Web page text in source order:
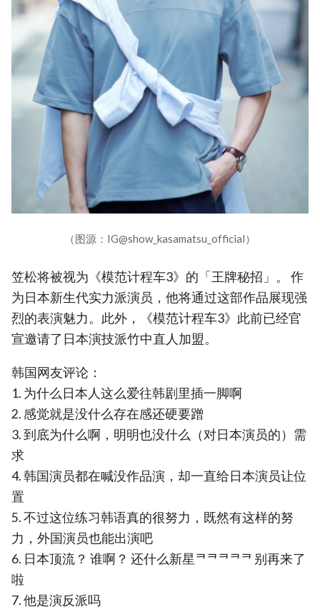
（图源：IG@show_kasamatsu_official）
笠松将被视为《模范计程车3》的「王牌秘招」。 作
为日本新生代实力派演员，他将通过这部作品展现强
烈的表演魅力。此外，《模范计程车3》此前已经官
宣邀请了日本演技派竹中直人加盟。
韩国网友评论：
1. 为什么日本人这么爱往韩剧里插一脚啊
2. 感觉就是没什么存在感还硬要蹭
3. 到底为什么啊，明明也没什么（对日本演员的）需
求
4. 韩国演员都在喊没作品演，却一直给日本演员让位
置
5. 不过这位练习韩语真的很努力，既然有这样的努
力，外国演员也能出演吧
6. 日本顶流？ 谁啊？ 还什么新星ᄏᄏᄏᄏᄏ 别再来了
啦
7. 他是演反派吗